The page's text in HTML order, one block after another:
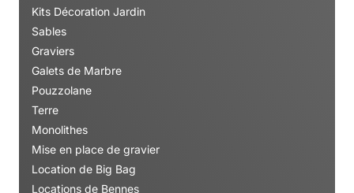
Kits Décoration Jardin
Sables
Graviers
Galets de Marbre
Pouzzolane
Terre
Monolithes
Mise en place de gravier
Location de Big Bag
Locations de Bennes